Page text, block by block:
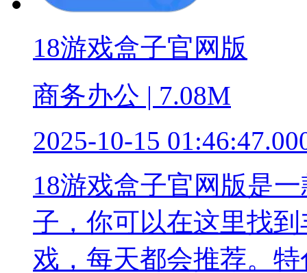
18游戏盒子官网版
商务办公 | 7.08M
2025-10-15
18游戏盒子官网版是
子，你可以在这里找
戏，每天都会推荐。